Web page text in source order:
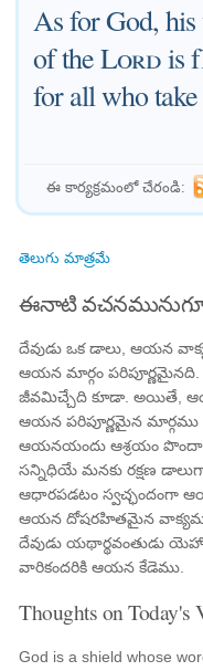
As for God,
of theLordis
for all who
ఈ కార్యక్రమంలో చేరండి:
తెలుగు మాత్రమే
ఈనాటి
దేవుడు ఒక డాలు, ఆయన
ఆయన మార్గం
జీవమిచ్చేది కూడా. అయితే,
ఆయన పరిపూర్ణమైన మార్గము
ఆయనయందు ఆశ్రయం
సన్నిధియే మనకు రక్షణ
ఆధారపడటం స్వచ్ఛందంగా
ఆయన దోషరహితమైన వాక్యము
దేవుడు యథార్థవంతుడు
వారికందరికి ఆయన కేడెము.
Thoughts on Today's
God is a shield whose